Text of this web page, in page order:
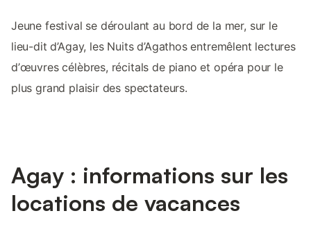
Jeune festival se déroulant au bord de la mer, sur le
lieu-dit d’Agay, les Nuits d’Agathos entremêlent lectures
d’œuvres célèbres, récitals de piano et opéra pour le
plus grand plaisir des spectateurs.
Agay : informations sur les
locations de vacances